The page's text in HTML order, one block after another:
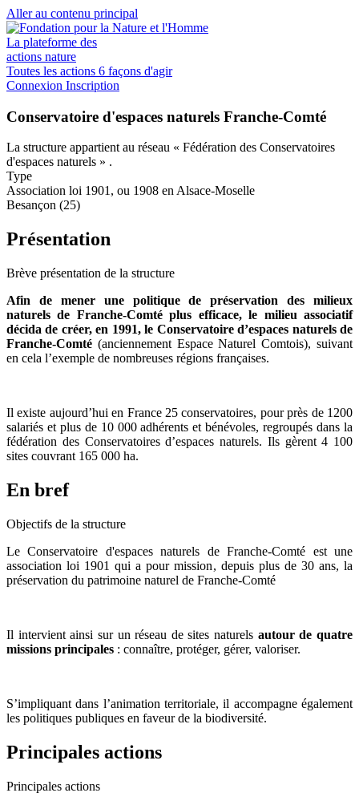
Aller au contenu principal
La plateforme des
actions nature
Toutes les actions 6 façons d'agir
Connexion Inscription
Conservatoire d'espaces naturels Franche-Comté
La structure appartient au réseau « Fédération des Conservatoires
d'espaces naturels » .
Type
Association loi 1901, ou 1908 en Alsace-Moselle
Besançon (25)
Présentation
Brève présentation de la structure
Afin de mener une politique de préservation des milieux
naturels de Franche-Comté plus efficace, le milieu associatif
décida de créer, en 1991, le Conservatoire d’espaces naturels de
Franche-Comté (anciennement Espace Naturel Comtois), suivant
en cela l’exemple de nombreuses régions françaises.
Il existe aujourd’hui en France 25 conservatoires, pour près de 1200
salariés et plus de 10 000 adhérents et bénévoles, regroupés dans la
fédération des Conservatoires d’espaces naturels. Ils gèrent 4 100
sites couvrant 165 000 ha.
En bref
Objectifs de la structure
Le Conservatoire d'espaces naturels de Franche-Comté est une
association loi 1901 qui a pour mission, depuis plus de 30 ans, la
préservation du patrimoine naturel de Franche-Comté
Il intervient ainsi sur un réseau de sites naturels autour de quatre
missions principales : connaître, protéger, gérer, valoriser.
S’impliquant dans l’animation territoriale, il accompagne également
les politiques publiques en faveur de la biodiversité.
Principales actions
Principales actions